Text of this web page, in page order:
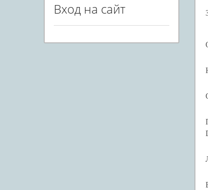
Вход на сайт